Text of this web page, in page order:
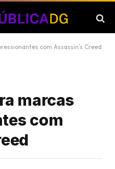
com Assassin’s Creed
marcas
com